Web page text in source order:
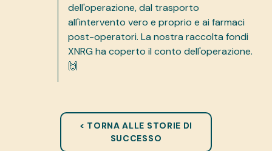
dell'operazione, dal trasporto
all'intervento vero e proprio e ai farmaci
post-operatori. La nostra raccolta fondi
XNRG ha coperto il conto dell'operazione.
🙌
< TORNA ALLE STORIE DI
SUCCESSO